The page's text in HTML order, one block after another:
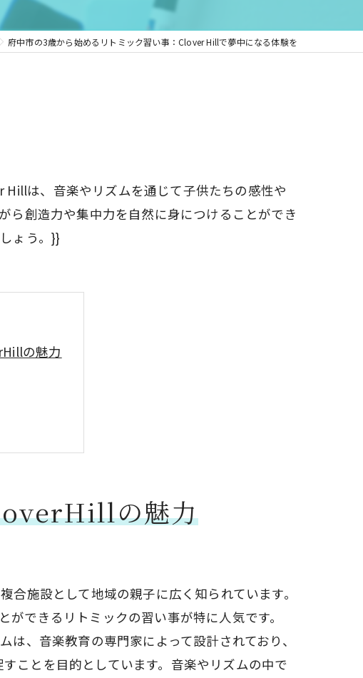
府中市の3歳から始めるリトミック習い事：Clover Hillで夢中になる体験を
は、音楽やリズムを通じて子供たちの感性や
ら創造力や集中力を自然に身につけることができ
ょう。}}
の魅力
の魅力
施設として地域の親子に広く知られています。
ができるリトミックの習い事が特に人気です。
、音楽教育の専門家によって設計されており、
ことを目的としています。音楽やリズムの中で